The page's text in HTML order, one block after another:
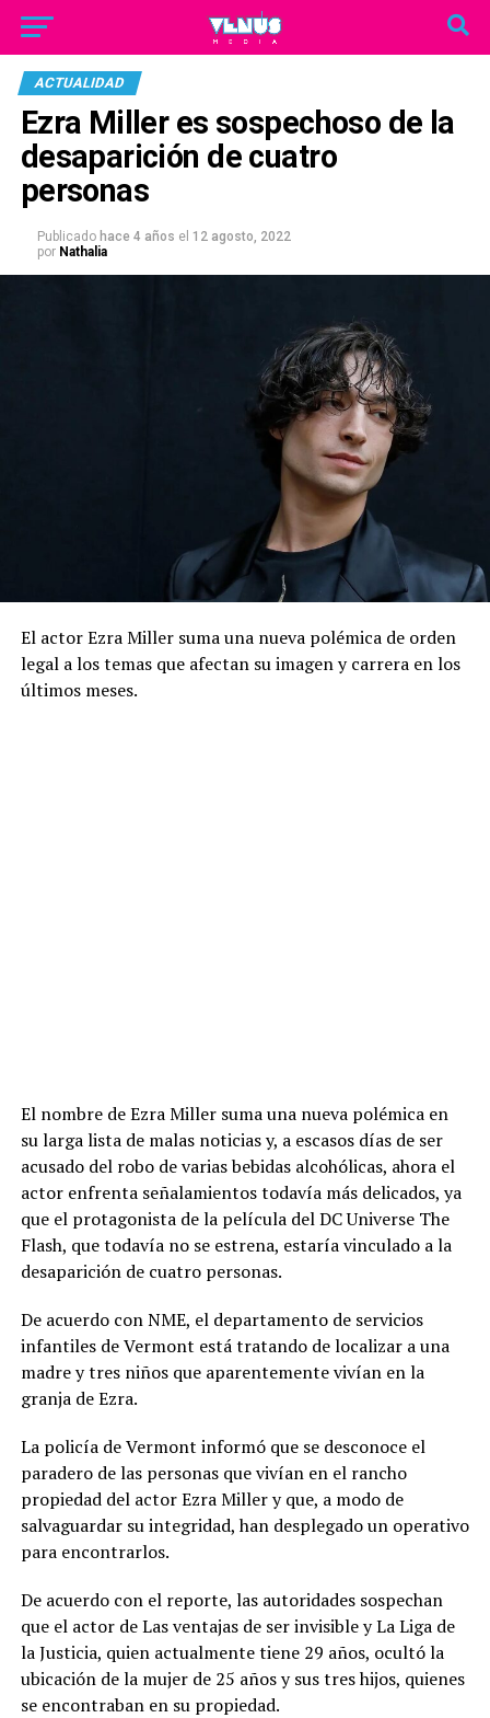
ACTUALIDAD
Ezra Miller es sospechoso de la
desaparición de cuatro
personas
Publicado hace 4 años el 12 agosto, 2022
por Nathalia
El actor Ezra Miller suma una nueva polémica de orden
legal a los temas que afectan su imagen y carrera en los
últimos meses.
El nombre de Ezra Miller suma una nueva polémica en
su larga lista de malas noticias y, a escasos días de ser
acusado del robo de varias bebidas alcohólicas, ahora el
actor enfrenta señalamientos todavía más delicados, ya
que el protagonista de la película del DC Universe The
Flash, que todavía no se estrena, estaría vinculado a la
desaparición de cuatro personas.
De acuerdo con NME, el departamento de servicios
infantiles de Vermont está tratando de localizar a una
madre y tres niños que aparentemente vivían en la
granja de Ezra.
La policía de Vermont informó que se desconoce el
paradero de las personas que vivían en el rancho
propiedad del actor Ezra Miller y que, a modo de
salvaguardar su integridad, han desplegado un operativo
para encontrarlos.
De acuerdo con el reporte, las autoridades sospechan
que el actor de Las ventajas de ser invisible y La Liga de
la Justicia, quien actualmente tiene 29 años, ocultó la
ubicación de la mujer de 25 años y sus tres hijos, quienes
se encontraban en su propiedad.